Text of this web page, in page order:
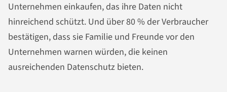
Unternehmen einkaufen, das ihre Daten nicht
hinreichend schützt. Und über 80 % der Verbraucher
bestätigen, dass sie Familie und Freunde vor den
Unternehmen warnen würden, die keinen
ausreichenden Datenschutz bieten.